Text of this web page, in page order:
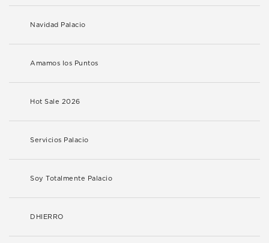
Navidad Palacio
Amamos los Puntos
Hot Sale 2026
Servicios Palacio
Soy Totalmente Palacio
DHIERRO